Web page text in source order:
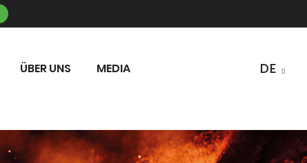
ÜBER UNS MEDIA